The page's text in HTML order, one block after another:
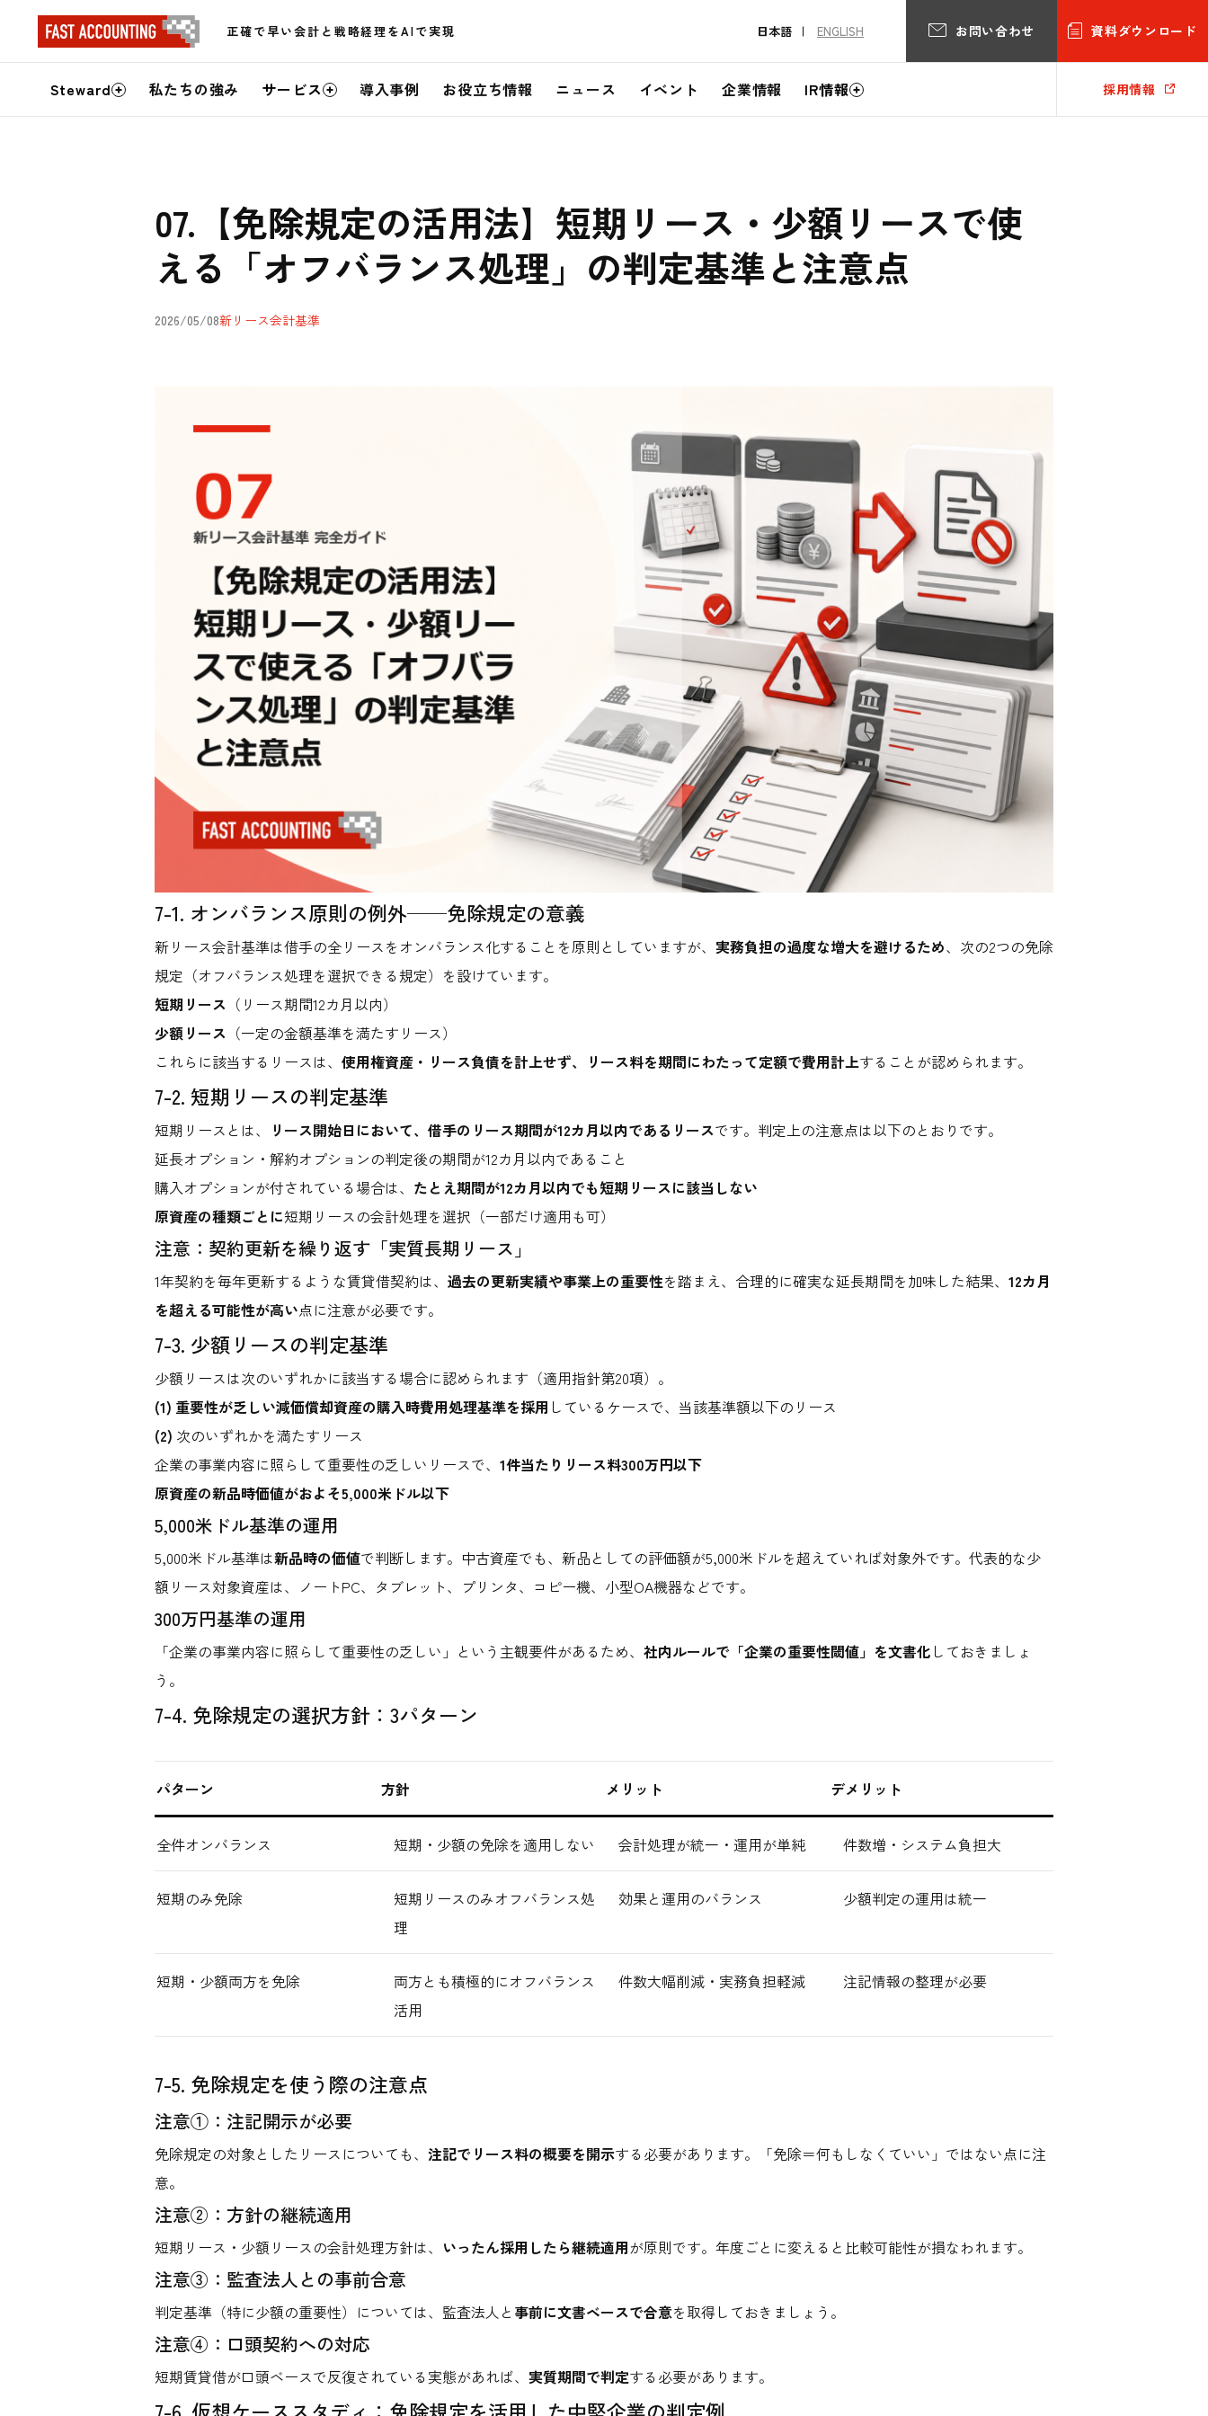
正確で早い会計と戦略経理をAIで実現 日本語 ENGLISH お問い合わせ 資料ダウンロード
サ
イ
Steward 私たちの強み サービス 導入事例 お役立ち情報 ニュース イベント 企業情報 IR情報 採用情報
07.【免除規定の活用法】短期リース・少額リースで使
える「オフバランス処理」の判定基準と注意点
2026/05/08新リース会計基準
7-1. オンバランス原則の例外──免除規定の意義
新リース会計基準は借手の全リースをオンバランス化することを原則としていますが、 実務負担の過度な増大を避けるため、次の2つの免除
規定（オフバランス処理を選択できる規定）を設けています。
短期リース （リース期間12カ月以内）
少額リース （一定の金額基準を満たすリース）
これらに該当するリースは、 使用権資産・リース負債を計上せず、リース料を期間にわたって定額で費用計上することが認められます。
7-2. 短期リースの判定基準
短期リースとは、 リース開始日において、借手のリース期間が12カ月以内であるリースです。判定上の注意点は以下のとおりです。
延長オプション・解約オプションの判定後の期間が12カ月以内であること
購入オプションが付されている場合は、 たとえ期間が12カ月以内でも短期リースに該当しない
原資産の種類ごとに短期リースの会計処理を選択（一部だけ適用も可）
注意：契約更新を繰り返す「実質長期リース」
1年契約を毎年更新するような賃貸借契約は、 過去の更新実績や事業上の重要性を踏まえ、合理的に確実な延長期間を加味した結果、 12カ月
を超える可能性が高い点に注意が必要です。
7-3. 少額リースの判定基準
少額リースは次のいずれかに該当する場合に認められます（適用指針第20項）。
(1) 重要性が乏しい減価償却資産の購入時費用処理基準を採用 しているケースで、当該基準額以下のリース
(2) 次のいずれかを満たすリース
企業の事業内容に照らして重要性の乏しいリースで、 1件当たりリース料300万円以下
原資産の新品時価値がおよそ5,000米ドル以下
5,000米ドル基準の運用
5,000米ドル基準は新品時の価値で判断します。中古資産でも、新品としての評価額が5,000米ドルを超えていれば対象外です。代表的な少
額リース対象資産は、ノートPC、タブレット、プリンタ、コピー機、小型OA機器などです。
300万円基準の運用
「企業の事業内容に照らして重要性の乏しい」という主観要件があるため、 社内ルールで「企業の重要性閾値」を文書化 しておきましょ
う。
7-4. 免除規定の選択方針：3パターン
パターン 方針 メリット デメリット
全件オンバランス 短期・少額の免除を適用しない 会計処理が統一・運用が単純 件数増・システム負担大
短期のみ免除
短期リースのみオフバランス処
理
効果と運用のバランス 少額判定の運用は統一
短期・少額両方を免除
両方とも積極的にオフバランス
活用
件数大幅削減・実務負担軽減 注記情報の整理が必要
7-5. 免除規定を使う際の注意点
注意①：注記開示が必要
免除規定の対象としたリースについても、 注記でリース料の概要を開示する必要があります。「免除＝何もしなくていい」ではない点に注
意。
注意②：方針の継続適用
短期リース・少額リースの会計処理方針は、 いったん採用したら継続適用が原則です。年度ごとに変えると比較可能性が損なわれます。
注意③：監査法人との事前合意
判定基準（特に少額の重要性）については、監査法人と 事前に文書ベースで合意を取得しておきましょう。
注意④：口頭契約への対応
短期賃貸借が口頭ベースで反復されている実態があれば、 実質期間で判定する必要があります。
7-6. 仮想ケーススタディ：免除規定を活用した中堅企業の判定例